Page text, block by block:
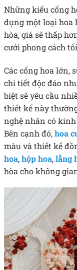
Những kiểu cổng
dụng một loại hoa
hòa, giá sẽ thấp
cưới phong cách
Các cổng hoa lớn,
chi tiết độc đáo
biệt sẽ yêu cầu
thiết kế này
nghệ nhân có
Bên cạnh đó,hoa
màu và thiết kế
hoa,hộp hoa,lẵng
hòa cho không